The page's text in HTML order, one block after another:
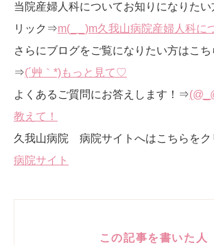
当院産婦人科についてお知りになりたい
リック⇒m(_ _)m久我山病院産婦人科に
さらにブログをご覧になりたい方はこち
⇒(´艸｀*)もっと見て♡
よくあるご質問にお答えします！⇒
教えて！
久我山病院 病院サイトへはこちらを
病院サイト
この記事を書いた人